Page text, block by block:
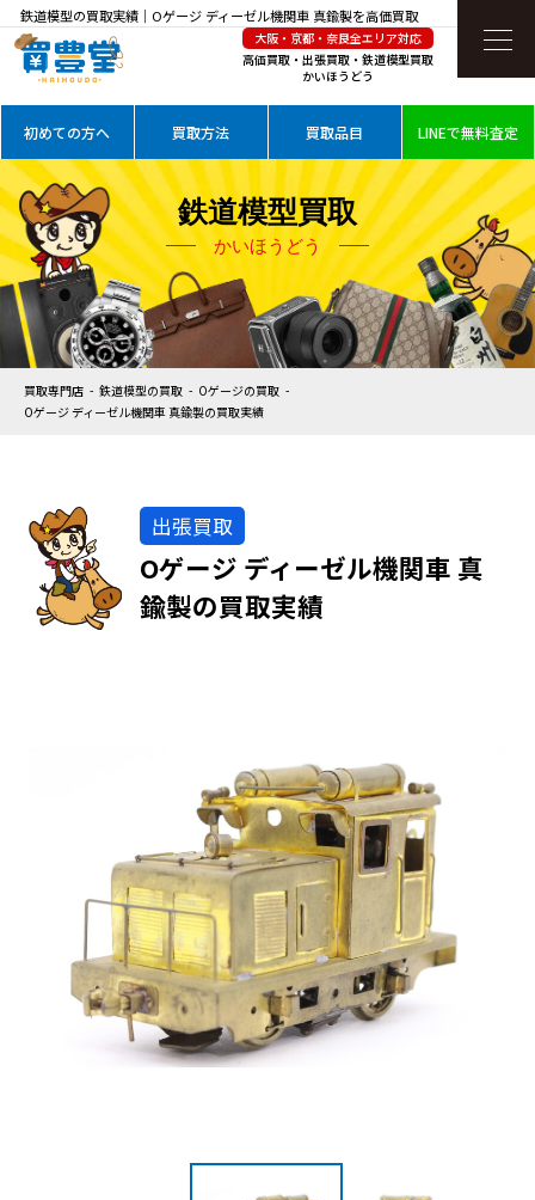
鉄道模型の買取実績｜Oゲージ ディーゼル機関車 真鍮製を高価買取
大阪・京都・奈良全エリア対応
高価買取・出張買取・鉄道模型買取
かいほうどう
初めての方へ 買取方法 買取品目 LINEで無料査定
鉄道模型買取
かいほうどう
買取専門店 鉄道模型の買取
Oゲージの買取
Oゲージ ディーゼル機関車 真鍮製の買取実績
出張買取
Oゲージ ディーゼル機関車 真
鍮製の買取実績